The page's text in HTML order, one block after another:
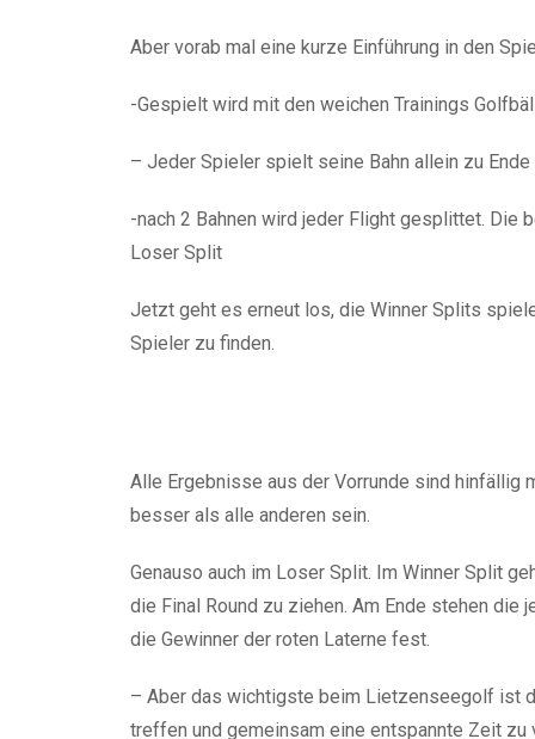
Aber vorab mal eine kurze Einführung in den
-Gespielt wird mit den weichen Trainings
– Jeder Spieler spielt seine Bahn allein zu
-nach 2 Bahnen wird jeder Flight gesplittet. Die
Loser Split
Jetzt geht es erneut los, die Winner Splits
Spieler zu finden.
Alle Ergebnisse aus der Vorrunde sind hinfällig
besser als alle anderen sein.
Genauso auch im Loser Split. Im Winner Split
die Final Round zu ziehen. Am Ende stehen
die Gewinner der roten Laterne fest.
– Aber das wichtigste beim Lietzenseegolf ist
treffen und gemeinsam eine entspannte Zeit zu